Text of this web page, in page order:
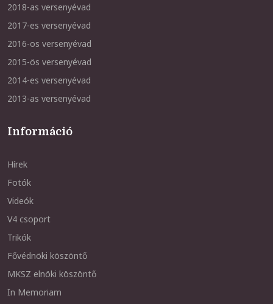
2018-as versenyévad
2017-es versenyévad
2016-os versenyévad
2015-ös versenyévad
2014-es versenyévad
2013-as versenyévad
Információ
Hírek
Fotók
Videók
V4 csoport
Trikók
Fővédnöki köszöntő
MKSZ elnöki köszöntő
In Memoriam